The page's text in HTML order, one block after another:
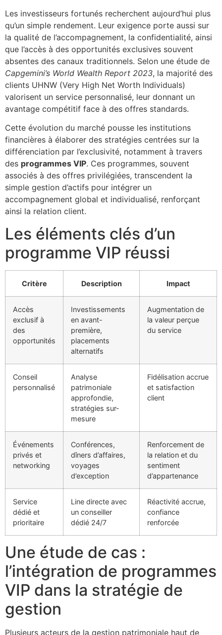
Les investisseurs fortunés recherchent aujourd’hui plus
qu’un simple rendement. Leur exigence porte aussi sur
la qualité de l’accompagnement, la confidentialité, ainsi
que l’accès à des opportunités exclusives souvent
absentes des canaux traditionnels. Selon une étude de
Capgemini’s World Wealth Report 2023, la majorité des
clients UHNW (Very High Net Worth Individuals)
valorisent un service personnalisé, leur donnant un
avantage compétitif face à des offres standards.
Cette évolution du marché pousse les institutions
financières à élaborer des stratégies centrées sur la
différenciation par l’exclusivité, notamment à travers
des programmes VIP. Ces programmes, souvent
associés à des offres privilégiées, transcendent la
simple gestion d’actifs pour intégrer un
accompagnement global et individualisé, renforçant
ainsi la relation client.
Les éléments clés d’un
programme VIP réussi
Critère Description Impact
Accès
exclusif à
des
opportunités
Investissements
en avant-
première,
placements
alternatifs
Augmentation de
la valeur perçue
du service
Conseil
personnalisé
Analyse
patrimoniale
approfondie,
stratégies sur-
mesure
Fidélisation accrue
et satisfaction
client
Événements
privés et
networking
Conférences,
dîners d’affaires,
voyages
d’exception
Renforcement de
la relation et du
sentiment
d’appartenance
Service
dédié et
prioritaire
Line directe avec
un conseiller
dédié 24/7
Réactivité accrue,
confiance
renforcée
Une étude de cas :
l’intégration de programmes
VIP dans la stratégie de
gestion
Plusieurs acteurs de la gestion patrimoniale haut de